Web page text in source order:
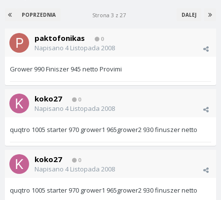
POPRZEDNIA DALEJ
Strona 3 z 27
paktofonikas 0
Napisano 4 Listopada 2008
Grower 990 Finiszer 945 netto Provimi
koko27 0
Napisano 4 Listopada 2008
quqtro 1005 starter 970 grower1 965grower2 930 finuszer netto
koko27 0
Napisano 4 Listopada 2008
quqtro 1005 starter 970 grower1 965grower2 930 finuszer netto